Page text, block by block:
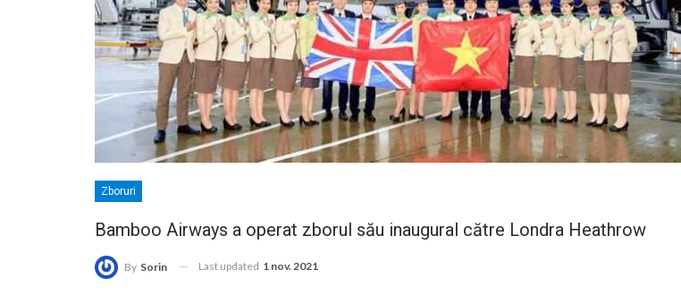
Zboruri
Bamboo Airways a operat zborul său inaugural către Londra Heathrow
By Sorin Last updated 1 nov. 2021